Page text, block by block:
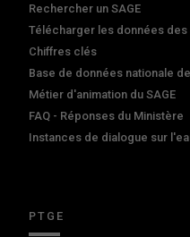
Rechercher un SAGE
Télécharger les données des
Chiffres clés
Base de données nationale
Métier d'animation du SAGE
FAQ - Réponses du Ministère
Instances de dialogue sur
PTGE